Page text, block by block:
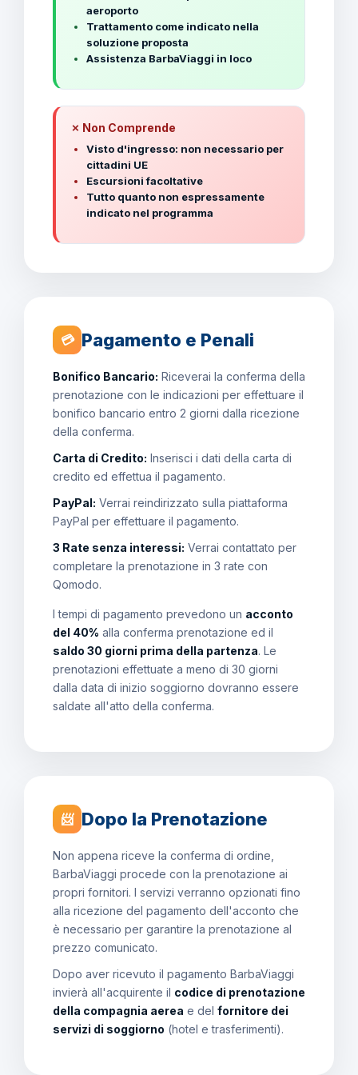
aeroporto
Trattamento come indicato nella
soluzione proposta
Assistenza BarbaViaggi in loco
✗ Non Comprende
Visto d'ingresso: non necessario per
cittadini UE
Escursioni facoltative
Tutto quanto non espressamente
indicato nel programma
💳 Pagamento e Penali
Bonifico Bancario: Riceverai la conferma della
prenotazione con le indicazioni per effettuare il
bonifico bancario entro 2 giorni dalla ricezione
della conferma.
Carta di Credito: Inserisci i dati della carta di
credito ed effettua il pagamento.
PayPal: Verrai reindirizzato sulla piattaforma
PayPal per effettuare il pagamento.
3 Rate senza interessi: Verrai contattato per
completare la prenotazione in 3 rate con
Qomodo.
I tempi di pagamento prevedono un acconto
del 40% alla conferma prenotazione ed il
saldo 30 giorni prima della partenza. Le
prenotazioni effettuate a meno di 30 giorni
dalla data di inizio soggiorno dovranno essere
saldate all'atto della conferma.
📨 Dopo la Prenotazione
Non appena riceve la conferma di ordine,
BarbaViaggi procede con la prenotazione ai
propri fornitori. I servizi verranno opzionati fino
alla ricezione del pagamento dell'acconto che
è necessario per garantire la prenotazione al
prezzo comunicato.
Dopo aver ricevuto il pagamento BarbaViaggi
invierà all'acquirente il codice di prenotazione
della compagnia aerea e del fornitore dei
servizi di soggiorno (hotel e trasferimenti).